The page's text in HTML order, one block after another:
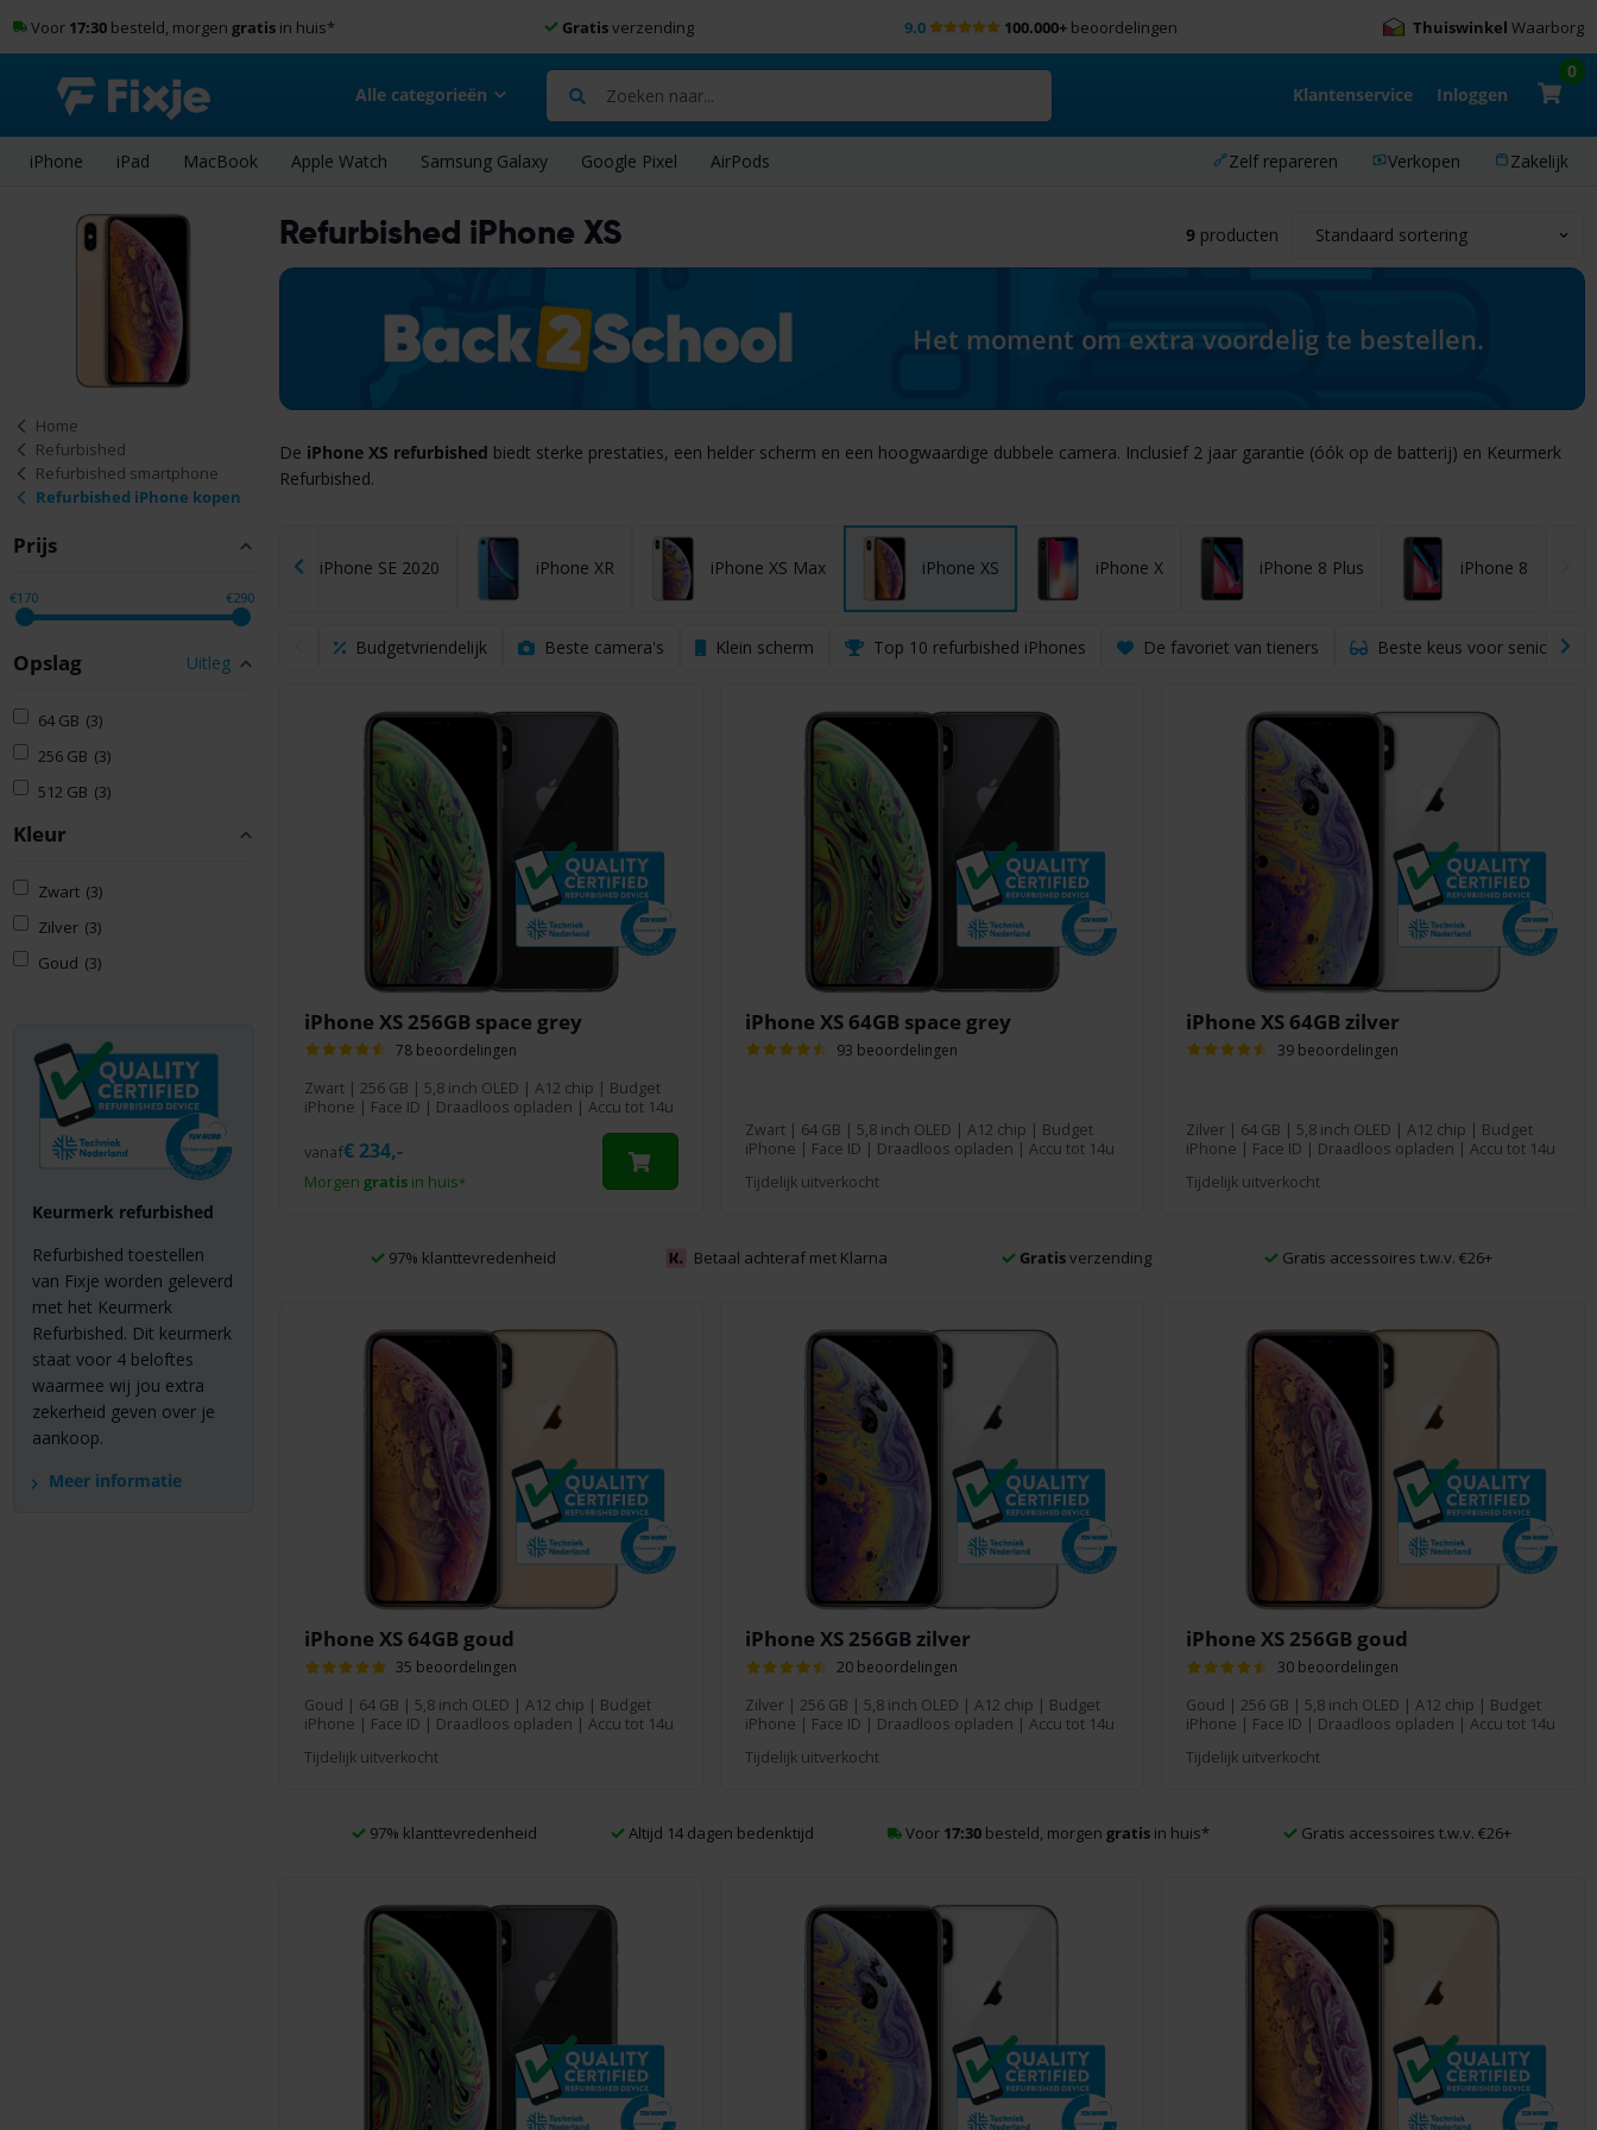
Voor 17:30besteld, morgen gratisin huis* Gratisverzending 9.0 100.000+beoordelingen Thuiswinkel Waarborg
Alle categorieën
Zoeken
Klantenservice Inloggen
0
iPhone iPad MacBook Apple Watch Samsung Galaxy Google Pixel AirPods Zelf repareren Verkopen Zakelijk
Refurbished iPhone XS 9 producten
Het moment om extra voordelig te bestellen.
De iPhone XS refurbished biedt sterke prestaties, een helder scherm en een hoogwaardige dubbele camera. Inclusief 2 jaar garantie (óók op de batterij) en Keurmerk
Refurbished.
iPhone SE 2020 iPhone XR iPhone XS Max iPhone XS iPhone X iPhone 8 Plus iPhone 8
Budgetvriendelijk Beste camera's Klein scherm Top 10 refurbished iPhones De favoriet van tieners Beste keus voor senioren
iPhone XS 256GB space grey
78 beoordelingen
Zwart| 256 GB | 5,8 inch OLED | A12 chip | Budget
iPhone | Face ID | Draadloos opladen | Accu tot 14u
Morgen gratisin huis*
vanaf€234,-
iPhone XS 64GB space grey
93 beoordelingen
Zwart| 64 GB | 5,8 inch OLED | A12 chip | Budget
iPhone | Face ID | Draadloos opladen | Accu tot 14u
Tijdelijk uitverkocht
iPhone XS 64GB zilver
39 beoordelingen
Zilver| 64 GB | 5,8 inch OLED | A12 chip | Budget
iPhone | Face ID | Draadloos opladen | Accu tot 14u
Tijdelijk uitverkocht
97% klanttevredenheid Betaal achteraf met Klarna Gratisverzending Gratis accessoires t.w.v. €26+
iPhone XS 64GB goud
35 beoordelingen
Goud
64 GB | 5,8 inch OLED | A12 chip | Budget
iPhone | Face ID | Draadloos opladen | Accu tot 14u
Tijdelijk uitverkocht
iPhone XS 256GB zilver
20 beoordelingen
Zilver| 256 GB | 5,8 inch OLED | A12 chip | Budget
iPhone | Face ID | Draadloos opladen | Accu tot 14u
Tijdelijk uitverkocht
iPhone XS 256GB goud
30 beoordelingen
Goud
256 GB | 5,8 inch OLED | A12 chip | Budget
iPhone | Face ID | Draadloos opladen | Accu tot 14u
Tijdelijk uitverkocht
97% klanttevredenheid Altijd 14 dagen bedenktijd Voor 17:30 besteld, morgen gratis in huis* Gratis accessoires t.w.v. €26+
Home
Refurbished
Refurbished smartphone
Refurbished iPhone kopen
Prijs
€170 €290
Opslag Uitleg
64 GB (3)
256 GB (3)
512 GB (3)
Kleur
Zwart (3)
Zilver (3)
Goud (3)
Keurmerk refurbished
Refurbished toestellen
van Fixje worden geleverd
met het Keurmerk
Refurbished. Dit keurmerk
staat voor 4 beloftes
waarmee wij jou extra
zekerheid geven over je
aankoop.
Meer informatie